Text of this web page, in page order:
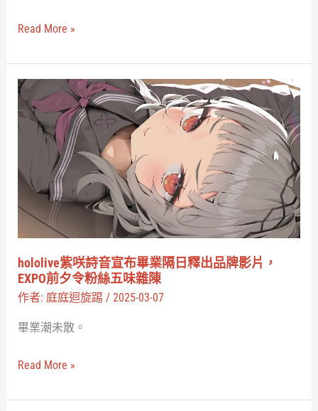
正
式
告
別
hololive
Read More »
hololive紫咲詩音宣布畢業隔日釋出品牌影片，
EXPO前夕令粉絲五味雜陳
作者: 庭庭迴旋踢 / 2025-03-07
畢業潮未散。
hololive
紫
咲
音
布
畢
隔
日
出
影
Read More »